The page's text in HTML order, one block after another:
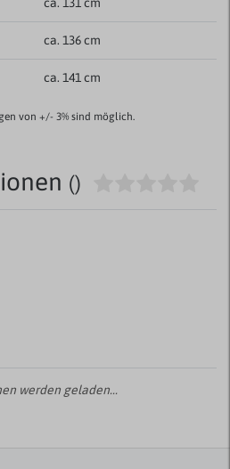
ca. 131 cm
ca. 136 cm
ca. 141 cm
von +/- 3% sind möglich.
()
werden geladen...